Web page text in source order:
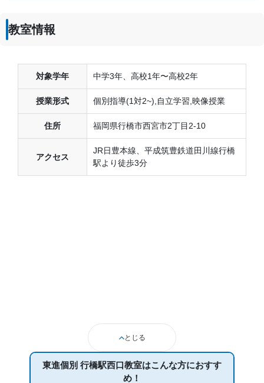
教室情報
対象学年 中学3年、高校1年〜高校2年
授業形式 個別指導(1対2~),自立学習,映像授業
住所 福岡県行橋市西宮市2丁目2-10
アクセス
JR日豊本線、平成筑豊鉄道田川線行橋
駅より徒歩3分
とじる
東進個別 行橋駅西口教室はこんな方におすす
め！